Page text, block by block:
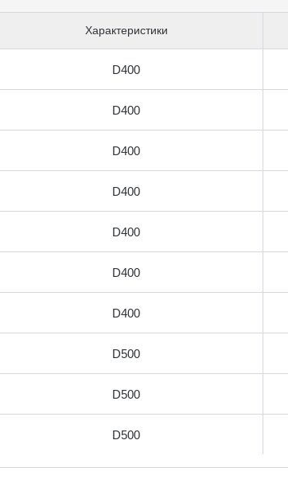
Характеристики
D400
D400
D400
D400
D400
D400
D400
D500
D500
D500